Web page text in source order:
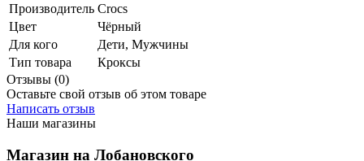
Производитель Crocs
Цвет
Чёрный
Для кого
Дети, Мужчины
Тип товара
Кроксы
Отзывы (0)
Оставьте свой отзыв об этом товаре
Написать отзыв
Наши магазины
Магазин на Лобановского